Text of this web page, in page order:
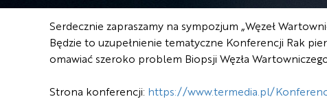
Serdecznie zapraszamy na sympozjum „Węzeł
Będzie to uzupełnienie tematyczne Konferencji Rak
omawiać szeroko problem Biopsji Węzła
Strona konferencji: https://www.termedia.pl/